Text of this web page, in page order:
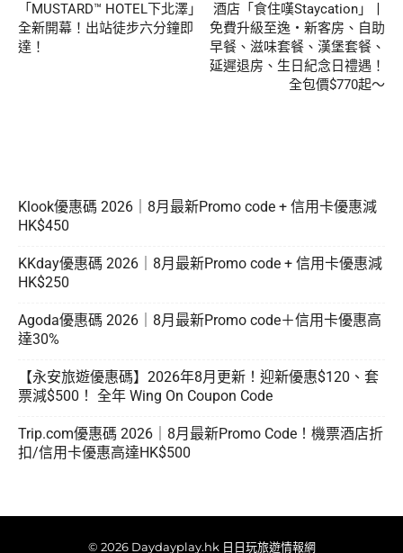
「MUSTARD™ HOTEL下北澤」
全新開幕！出站徒步六分鐘即
達！
酒店「食住嘆Staycation」丨
免費升級至逸‧新客房、自助
早餐、滋味套餐、漢堡套餐、
延遲退房、生日紀念日禮遇！
全包價$770起～
Klook優惠碼 2026｜8月最新Promo code + 信用卡優惠減
HK$450
KKday優惠碼 2026｜8月最新Promo code + 信用卡優惠減
HK$250
Agoda優惠碼 2026｜8月最新Promo code＋信用卡優惠高
達30%
【永安旅遊優惠碼】2026年8月更新！迎新優惠$120、套
票減$500！ 全年 Wing On Coupon Code
Trip.com優惠碼 2026｜8月最新Promo Code！機票酒店折
扣/信用卡優惠高達HK$500
© 2026 Daydayplay.hk 日日玩旅遊情報網